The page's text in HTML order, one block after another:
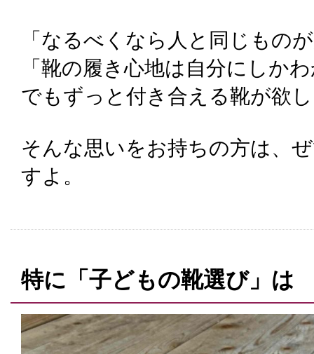
「なるべくなら人と同じもの
「靴の履き心地は自分にしか
でもずっと付き合える靴が欲
そんな思いをお持ちの方は、
すよ。
特に「子どもの靴選び」は